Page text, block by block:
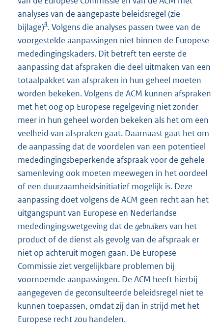
analyses van de aangepaste beleidsregel (zie
bijlage)4. Volgens die analyses passen twee van de
voorgestelde aanpassingen niet binnen de Europese
mededingingskaders. Dit betreft ten eerste de
aanpassing dat afspraken die deel uitmaken van een
totaalpakket van afspraken in hun geheel moeten
worden bekeken. Volgens de ACM kunnen afspraken
met het oog op Europese regelgeving niet zonder
meer in hun geheel worden bekeken als het om een
veelheid van afspraken gaat. Daarnaast gaat het om
de aanpassing dat de voordelen van een potentieel
mededingingsbeperkende afspraak voor de gehele
samenleving ook moeten meewegen in het oordeel
of een duurzaamheidsinitiatief mogelijk is. Deze
aanpassing doet volgens de ACM geen recht aan het
uitgangspunt van Europese en Nederlandse
mededingingswetgeving dat de gebruikersvan het
product of de dienst als gevolg van de afspraak er
niet op achteruit mogen gaan. De Europese
Commissie ziet vergelijkbare problemen bij
voornoemde aanpassingen. De ACM heeft hierbij
aangegeven de geconsulteerde beleidsregel niet te
kunnen toepassen, omdat zij dan in strijd met het
Europese recht zou handelen.